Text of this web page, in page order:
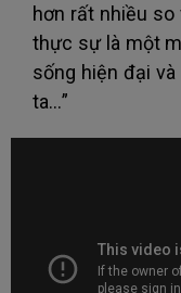
hơn rất nhiều
thực sự là một
sống hiện đại
ta...”